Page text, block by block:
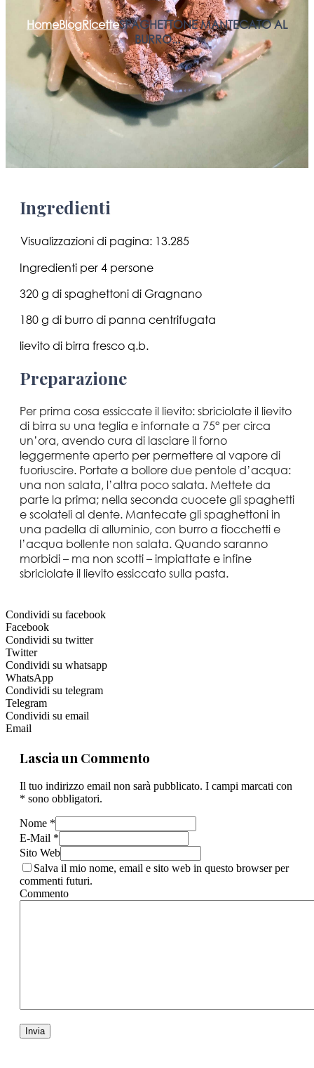
HomeBlogRicetteSPAGHETTONE MANTECATO AL
BURRO...
Ingredienti
Visualizzazioni di pagina: 13.285
Ingredienti per 4 persone
320 g di spaghettoni di Gragnano
180 g di burro di panna centrifugata
lievito di birra fresco q.b.
Preparazione
Per prima cosa essiccate il lievito: sbriciolate il lievito
di birra su una teglia e infornate a 75° per circa
un’ora, avendo cura di lasciare il forno
leggermente aperto per permettere al vapore di
fuoriuscire. Portate a bollore due pentole d’acqua:
una non salata, l’altra poco salata. Mettete da
parte la prima; nella seconda cuocete gli spaghetti
e scolateli al dente. Mantecate gli spaghettoni in
una padella di alluminio, con burro a fiocchetti e
l’acqua bollente non salata. Quando saranno
morbidi – ma non scotti – impiattate e infine
sbriciolate il lievito essiccato sulla pasta.
Condividi su facebook
Facebook
Condividi su twitter
Twitter
Condividi su whatsapp
WhatsApp
Condividi su telegram
Telegram
Condividi su email
Email
Lascia un Commento
Il tuo indirizzo email non sarà pubblicato. I campi marcati con
* sono obbligatori.
Nome *
E-Mail *
Sito Web
Salva il mio nome, email e sito web in questo browser per
commenti futuri.
Commento